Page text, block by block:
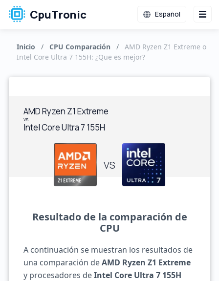
CpuTronic Español
Inicio / CPU Comparación /
AMD Ryzen Z1 Extreme o
Intel Core Ultra 7 155H: ¿Que es mejor?
AMD Ryzen Z1 Extreme
vs
Intel Core Ultra 7 155H
VS
Resultado de la comparación de
CPU
A continuación se muestran los resultados de
una comparación deAMD Ryzen Z1 Extreme
y procesadores deIntel Core Ultra 7 155H